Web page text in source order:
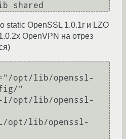
shared
static OpenSSL 1.0.1r и LZO
OpenVPN на отрез
opt/lib/openssl-
"
I/opt/lib/openssl-
L/opt/lib/openssl-